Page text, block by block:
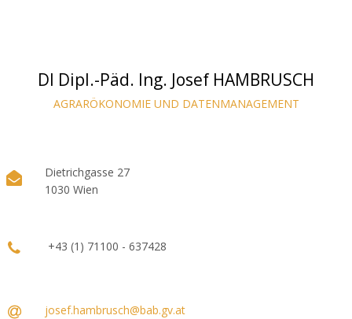
DI Dipl.-Päd. Ing. Josef HAMBRUSCH
AGRARÖKONOMIE UND DATENMANAGEMENT
Dietrichgasse 27
1030 Wien
+43 (1) 71100 - 637428
josef.hambrusch@bab.gv.at